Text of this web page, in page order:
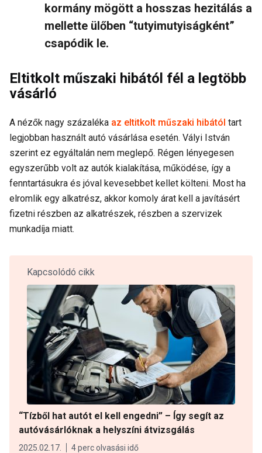
kormány mögött a hosszas hezitálás a
mellette ülőben “tutyimutyiságként”
csapódik le.
Eltitkolt műszaki hibától fél a legtöbb
vásárló
A nézők nagy százaléka az eltitkolt műszaki hibától tart
legjobban használt autó vásárlása esetén. Vályi István
szerint ez egyáltalán nem meglepő. Régen lényegesen
egyszerűbb volt az autók kialakítása, működése, így a
fenntartásukra és jóval kevesebbet kellet költeni. Most ha
elromlik egy alkatrész, akkor komoly árat kell a javításért
fizetni részben az alkatrészek, részben a szervizek
munkadíja miatt.
Kapcsolódó cikk
“Tízből hat autót el kell engedni” – Így segít az
autóvásárlóknak a helyszíni átvizsgálás
2025.02.17. 4 perc olvasási idő